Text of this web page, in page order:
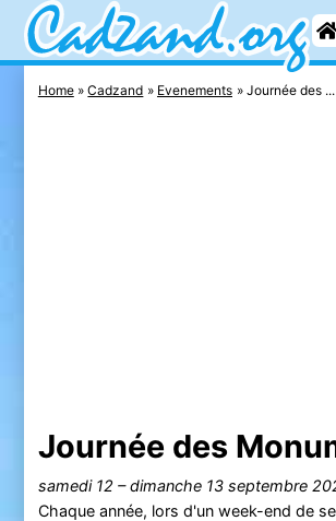
Home Cadzand Evenements Journée des ...
Journée des
samedi 12 –dimanche 13 septembre
Chaque année, lors d'un week-end de